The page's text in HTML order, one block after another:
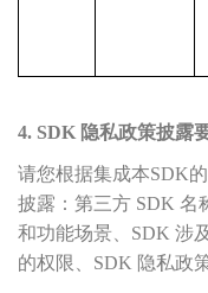
4. SDK 隐私政策披露
请您根据集成本SDK
披露：第三方 SDK 名
和功能场景、SDK 涉
的权限、SDK 隐私政